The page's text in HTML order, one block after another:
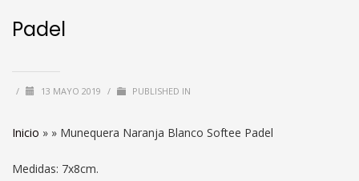
Padel
/ 13 MAYO 2019 / PUBLISHED IN
Inicio » » Munequera Naranja Blanco Softee Padel
Medidas: 7x8cm.